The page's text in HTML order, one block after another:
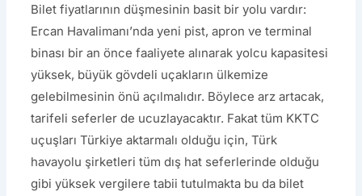
Bilet fiyatlarının düşmesinin basit bir yolu vardır:
Ercan Havalimanı’nda yeni pist, apron ve terminal
binası bir an önce faaliyete alınarak yolcu kapasitesi
yüksek, büyük gövdeli uçakların ülkemize
gelebilmesinin önü açılmalıdır. Böylece arz artacak,
tarifeli seferler de ucuzlayacaktır. Fakat tüm KKTC
uçuşları Türkiye aktarmalı olduğu için, Türk
havayolu şirketleri tüm dış hat seferlerinde olduğu
gibi yüksek vergilere tabii tutulmakta bu da bilet